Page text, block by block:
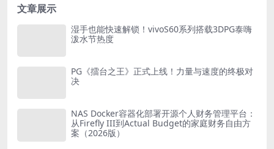
文章展示
湿手也能快速解锁！vivoS60系列搭载3DPG泰嗨
泼水节热度
PG《擂台之王》正式上线！力量与速度的终极对
决
NAS Docker容器化部署开源个人财务管理平台：
从Firefly III到Actual Budget的家庭财务自由方
案（2026版）